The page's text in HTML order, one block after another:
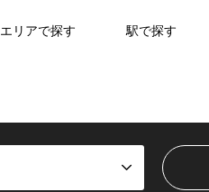
エリアで探す 駅で探す